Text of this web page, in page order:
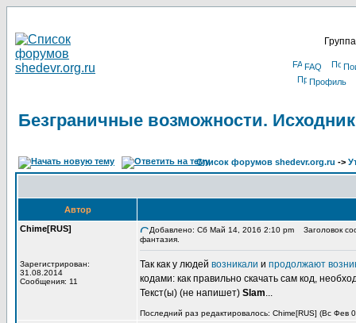
FAQ
Профиль
Безграничные возможности.
Список форумов shedevr.org.ru ->
Автор
Chime[RUS]
Зарегистрирован:
31.08.2014
Сообщения: 11
Добавлено: Сб Май 14, 2016 2:10 pm
Заголовок
фантазия.
Так как у людей возникали и продолжают
кодами: как правильно скачать сам код,
Текст(ы) (не напишет) Slam...
Последний раз редактировалось: Chime[RUS] (Вс Фев